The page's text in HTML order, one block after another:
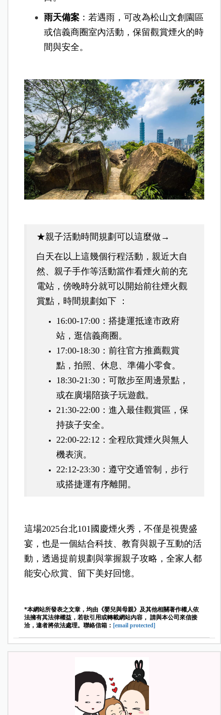
雨天備案 ：若遇雨，可改為松山文創園區
或信義商圈室內活動，保留觀賞煙火的時
間與安全。
★親子活動時間規劃可以這麼做→
白天在以上這幾個行程活動，親近大自
然、親子手作等活動當作看煙火前的充
電站，傍晚時分就可以開始前往煙火觀
賞點，時間規劃如下 ：
16:00-17:00：搭捷運抵達市政府
站，逛信義商圈。
17:00-18:30：前往官方推薦觀賞
點，拍照、休息、準備小零食。
18:30-21:30：可散步至周邊景點，
或在廣場陪孩子玩遊戲。
21:30-22:00：進入最佳觀賞區，保
持孩子安全。
22:00-22:12：全程欣賞煙火與無人
機表演。
22:12-23:30：遵守交通管制，步行
或搭捷運有序離開。
這場2025台北101國慶煙火秀，不僅是視覺盛
宴，也是一個結合科技、教育與親子互動的活
動，透過提前規劃與掌握親子攻略，全家人都
能安心欣賞、留下美好回憶。
*本網站所發表之文章，均由《嬰兒與母親》及其他相關著作權人依
法擁有其法律權益，若欲引用或轉載網站內容， 請與本公司來信接
洽，違者將依法處理。聯絡信箱： [email protected]